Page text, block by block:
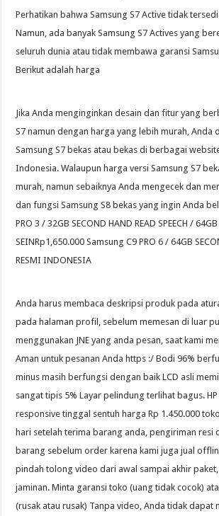
Perhatikan bahwa Samsung S7 Active tidak
Namun, ada banyak Samsung S7 Actives yang
seluruh dunia atau tidak membawa garansi
Berikut adalah harga
Jika Anda menginginkan desain dan fitur yang
S7 namun dengan harga yang lebih murah, Anda
Samsung S7 bekas atau bekas di berbagai
Indonesia. Walaupun harga versi Samsung S7
murah, namun sebaiknya Anda mengecek dan
dan fungsi Samsung S8 bekas yang ingin Anda
PRO 3 / 32GB SECOND HAND READ SPEECH /
SEINRp1,650.000 Samsung C9 PRO 6 / 64GB
RESMI INDONESIA
Anda harus membaca deskripsi produk pada
pada halaman profil, sebelum memesan di luar
menggunakan JNE yang anda pesan, saat kami
Aman untuk pesanan Anda https :/ Bodi 96%
minus masih berfungsi dengan baik LCD asli
sangat tipis 5% Layar pelindung terlihat bagus. HP
responsive tinggal sentuh harga Rp 1.450.000
hari setelah terima barang anda, pengiriman resi
barang sebelum order karena kami juga jual
pindah tolong video dari awal sampai akhir
jaminan. Minta garansi toko (uang tidak cocok)
(rusak atau rusak) Tanpa video, Anda tidak dapat